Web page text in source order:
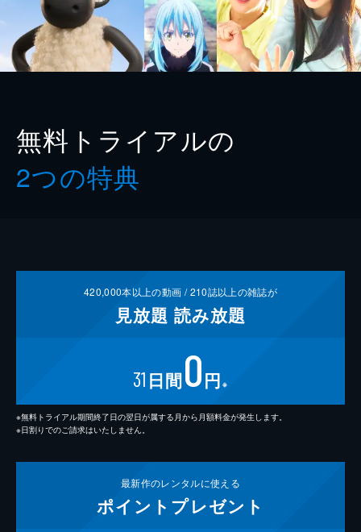
無料トライアルの
2つの特典
420,000本以上の動画 /210誌以上の雑誌が
見放題 読み放題
31 日間0円 ※
※無料トライアル期間終了日の翌日が属する月から月額料金が発生します。
※日割りでのご請求はいたしません。
最新作のレンタルに使える
ポイント プレゼント